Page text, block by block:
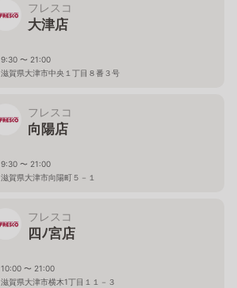
フレスコ
大津店
9:30 〜 21:00
滋賀県大津市中央１丁目８番３号
フレスコ
向陽店
9:30 〜 21:00
滋賀県大津市向陽町５－１
フレスコ
四ﾉ宮店
10:00 〜 21:00
滋賀県大津市横木1丁目１１－３